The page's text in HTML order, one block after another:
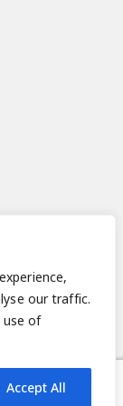
our traffic.
use of
Accept All